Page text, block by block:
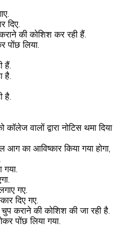
दिए.
की कोशिश कर रही हैं.
पोंछ लिया.
हैं.
है.
है.
वालों द्वारा नोटिस थमा दिया
आग का आविष्कार किया गया होगा,
गया.
गए.
दिए गए.
चुप कराने की कोशिश की जा रही है.
पोंछ लिया गया.